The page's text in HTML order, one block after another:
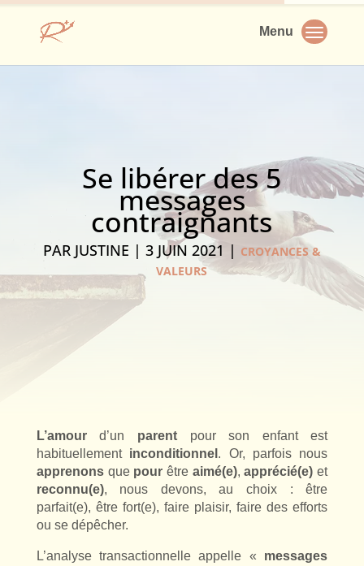
Se libérer des 5
messages
contraignants
PAR JUSTINE | 3 JUIN 2021 | CROYANCES &
VALEURS
L’amourd’un parentpour son enfant est
habituellement inconditionnel . Or, parfois nous
apprenonsque pour être aimé(e),apprécié(e) et
reconnu(e), nous devons, au choix : être
parfait(e), être fort(e), faire plaisir, faire des efforts
ou se dépêcher.
L’analyse transactionnelle appelle « messages